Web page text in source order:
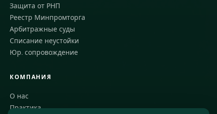
Защита от РНП
Реестр Минпромторга
Арбитражные суды
Списание неустойки
Юр. сопровождение
КОМПАНИЯ
О нас
Практика